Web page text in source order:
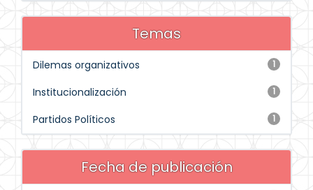
Temas
1
Dilemas organizativos
1
Institucionalización
1
Partidos Políticos
Fecha de publicación